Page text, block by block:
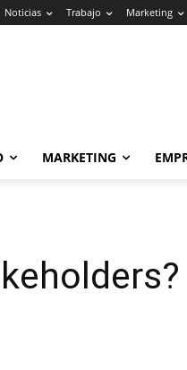
Noticias Trabajo Marketing
MARKETING